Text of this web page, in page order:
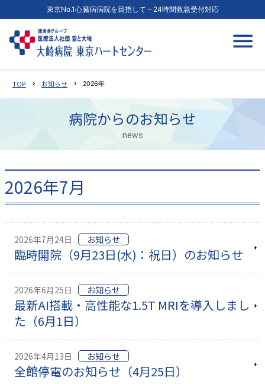
東京No.1心臓病病院を目指して – 24時間救急受付対応
TOP chevron_right お知らせ chevron_right 2026年
病院からのお知らせ
news
2026年7月
臨時開院（9月23日(水)：祝日）のお知らせ
2026年7月24日 お知らせ
最新AI搭載・高性能な1.5T MRIを導入しまし
た（6月1日）
2026年6月25日 お知らせ
全館停電のお知らせ（4月25日）
2026年4月13日 お知らせ